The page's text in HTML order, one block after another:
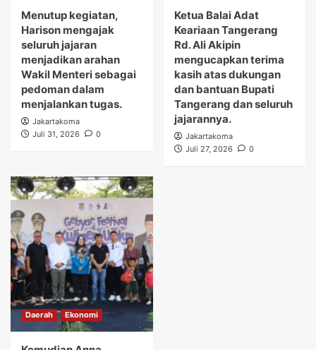
Menutup kegiatan,
Harison mengajak
seluruh jajaran
menjadikan arahan
Wakil Menteri sebagai
pedoman dalam
menjalankan tugas.
Jakartakoma
Juli 31, 2026
0
Ketua Balai Adat
Keariaan Tangerang
Rd. Ali Akipin
mengucapkan terima
kasih atas dukungan
dan bantuan Bupati
Tangerang dan seluruh
jajarannya.
Jakartakoma
Juli 27, 2026
0
Daerah Ekonomi